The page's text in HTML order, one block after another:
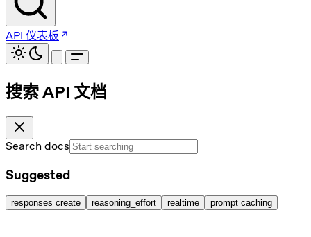
API 仪表板
搜索 API 文档
Search docs
Suggested
responses create reasoning_effort realtime prompt caching